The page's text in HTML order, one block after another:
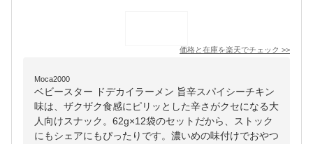
価格と在庫を楽天でチェック >>
Moca2000
ベビースター ドデカイラーメン 旨辛スパイシーチキン
味は、ザクザク食感にピリッとした辛さがクセになる大
人向けスナック。62g×12袋のセットだから、ストック
にもシェアにもぴったりです。濃いめの味付けでおやつ